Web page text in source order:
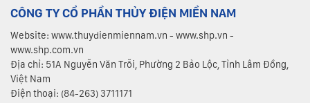
CÔNG TY CỔ PHẦN THỦY ĐIỆN MIỀN NAM
Website: www.thuydienmiennam.vn - www.shp.vn -
www.shp.com.vn
Địa chỉ: 51A Nguyễn Văn Trỗi, Phường 2 Bảo Lộc, Tỉnh Lâm Đồng,
Việt Nam
Điện thoại: (84-263) 3711171